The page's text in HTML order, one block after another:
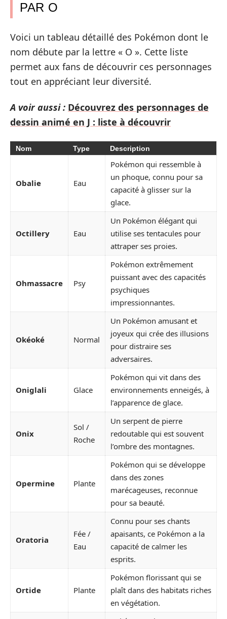
PAR O
Voici un tableau détaillé des Pokémon dont le
nom débute par la lettre « O ». Cette liste
permet aux fans de découvrir ces personnages
tout en appréciant leur diversité.
A voir aussi : Découvrez des personnages de
dessin animé en J : liste à découvrir
Nom Type Description
Obalie Eau
Pokémon qui ressemble à
un phoque, connu pour sa
capacité à glisser sur la
glace.
Octillery Eau
Un Pokémon élégant qui
utilise ses tentacules pour
attraper ses proies.
Ohmassacre Psy
Pokémon extrêmement
puissant avec des capacités
psychiques
impressionnantes.
Okéoké Normal
Un Pokémon amusant et
joyeux qui crée des illusions
pour distraire ses
adversaires.
Oniglali Glace
Pokémon qui vit dans des
environnements enneigés, à
l’apparence de glace.
Onix
Sol /
Roche
Un serpent de pierre
redoutable qui est souvent
l’ombre des montagnes.
Opermine Plante
Pokémon qui se développe
dans des zones
marécageuses, reconnue
pour sa beauté.
Oratoria
Fée /
Eau
Connu pour ses chants
apaisants, ce Pokémon a la
capacité de calmer les
esprits.
Ortide Plante
Pokémon florissant qui se
plaît dans des habitats riches
en végétation.